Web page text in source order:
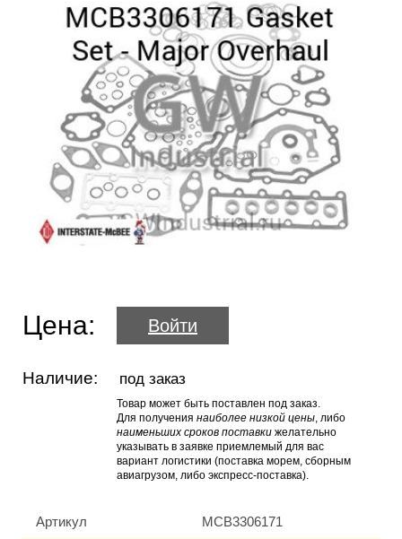
Цена: Войти
Наличие: под заказ
Товар может быть поставлен под заказ.
Для получения наиболее низкой цены, либо
наименьших сроков поставки желательно
указывать в заявке приемлемый для вас
вариант логистики (поставка морем, сборным
авиагрузом, либо экспресс-поставка).
Артикул MCB3306171